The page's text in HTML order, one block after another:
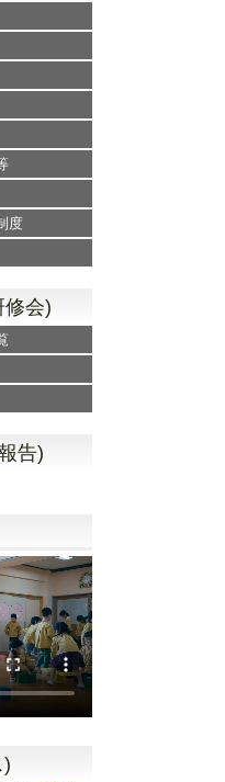
度
修会)
告)